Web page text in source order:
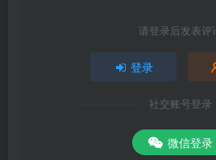
请登录后发表评
登录
社交账号登录
微信登录